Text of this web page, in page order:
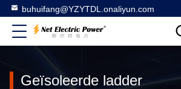
buhuifang@YZYTDL.onaliyun.com
Geïsoleerde ladder